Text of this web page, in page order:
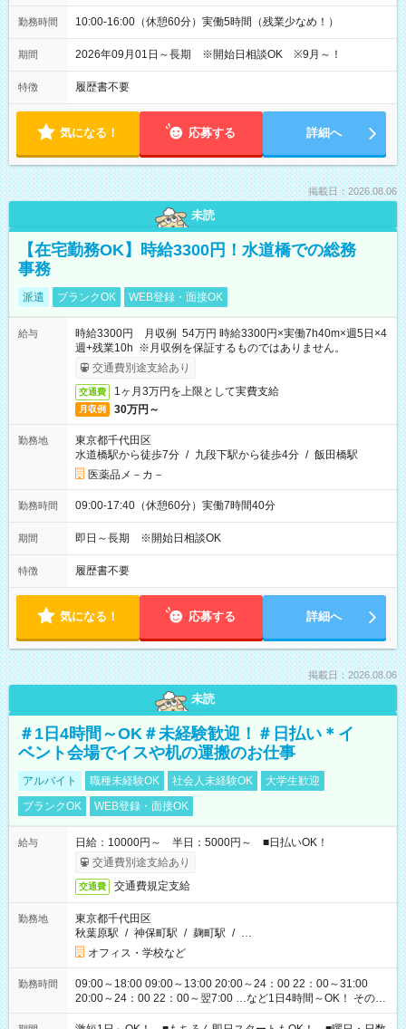
勤務時間 10:00-16:00（休憩60分）実働5時間（残業少なめ！）
期間 2026年09月01日～長期 ※開始日相談OK ※9月～！
特徴 履歴書不要
気になる！ 応募する 詳細へ
掲載日：2026.08.06
未読
【在宅勤務OK】時給3300円！水道橋での総務
事務
派遣 ブランクOK WEB登録・面接OK
給与
時給3300円 月収例 54万円 時給3300円×実働7h40m×週5日×4
週+残業10h ※月収例を保証するものではありません。
交通費別途支給あり
交通費 1ヶ月3万円を上限として実費支給
月収例 30万円～
勤務地
東京都千代田区
水道橋駅から徒歩7分 / 九段下駅から徒歩4分 / 飯田橋駅
医薬品メ－カ－
勤務時間 09:00-17:40（休憩60分）実働7時間40分
期間 即日～長期 ※開始日相談OK
特徴 履歴書不要
気になる！ 応募する 詳細へ
掲載日：2026.08.06
未読
＃1日4時間～OK＃未経験歓迎！＃日払い＊イ
ベント会場でイスや机の運搬のお仕事
アルバイト 職種未経験OK 社会人未経験OK
大学生歓迎
ブランクOK
WEB登録・面接OK
給与
日給：10000円～ 半日：5000円～ ■日払いOK！
交通費別途支給あり
交通費 交通費規定支給
勤務地
東京都千代田区
秋葉原駅 / 神保町駅 / 麹町駅 / …
オフィス・学校など
勤務時間
09:00～18:00 09:00～13:00 20:00～24：00 22：00～31:00
20:00～24：00 22：00～翌7:00 …など1日4時間～OK！ その他
シフトもございます！ お気軽にご相談ください！